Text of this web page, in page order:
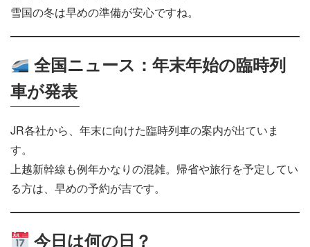
雪国の冬は早めの準備が安心ですね。
全国ニュース：年末年始の臨時列
車が発表
JR各社から、年末に向けた臨時列車の案内が出ていま
す。
上越新幹線も例年かなりの混雑。帰省や旅行を予定してい
る方は、早めの予約が吉です。
今日は何の日？